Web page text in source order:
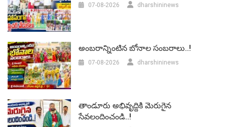
07-08-2026 dharshininews
అంబరాన్నింటిన బోనాల సంబరాలు..!
07-08-2026 dharshininews
తాండూరు అభివృద్దికి మెరుగైన
సేవలందించండి..!